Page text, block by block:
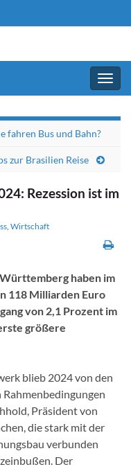
fahren Bus und Bahn?
zur Brasilien Reise
Rezession ist im
, Wirtschaft
haben im
118 Milliarden Euro
von 2,1 Prozent im
größere
blieb 2024 von den
Präsident von
die stark mit der
verbunden
Der